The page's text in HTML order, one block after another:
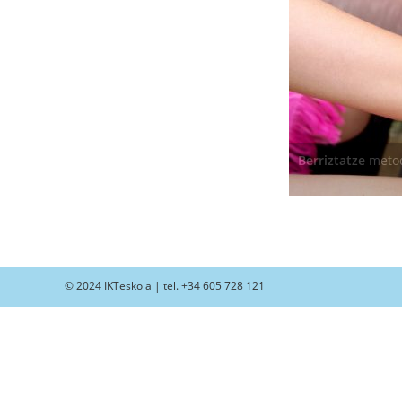
Berriztatze
© 2024 IKTeskola | tel. +34 605 728 121